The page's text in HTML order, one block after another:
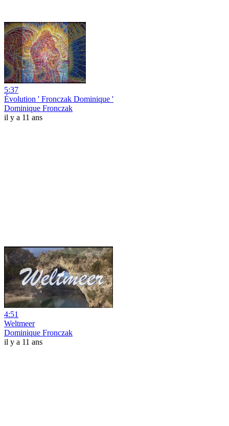
5:37
Évolution ' Fronczak Dominique '
Dominique Fronczak
il y a 11 ans
4:51
Weltmeer
Dominique Fronczak
il y a 11 ans